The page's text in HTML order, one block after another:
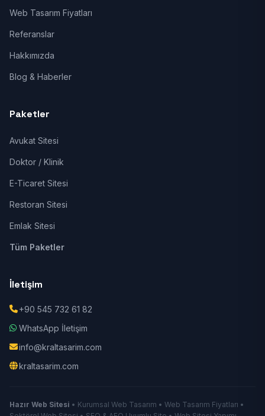
Web Tasarım Fiyatları
Referanslar
Hakkımızda
Blog & Haberler
Paketler
Avukat Sitesi
Doktor / Klinik
E-Ticaret Sitesi
Restoran Sitesi
Emlak Sitesi
Tüm Paketler
İletişim
+90 545 732 61 82
WhatsApp İletişim
info@kraltasarim.com
kraltasarim.com
Hazır Web Sitesi • Kurumsal Web Tasarım • Web Tasarım Fiyatları •